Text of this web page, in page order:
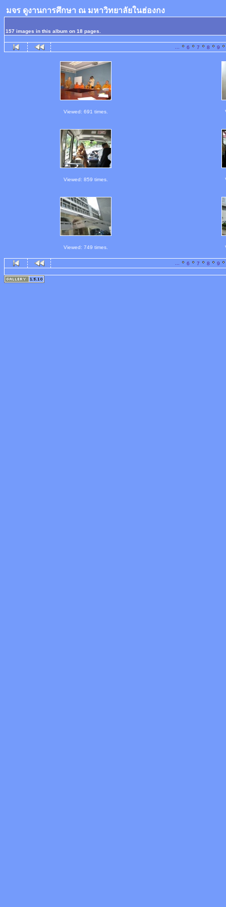
มจร ดูงานการศึกษา ณ มหาวิทยาลัยในฮ่องกง
157 images in this album on 18 pages.
6 7 8 9
Viewed: 691 times.
Viewed: 859 times.
Viewed: 749 times.
6 7 8 9